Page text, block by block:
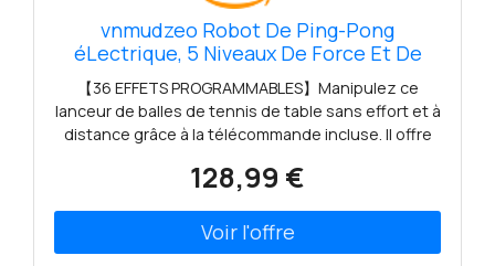
vnmudzeo Robot De Ping-Pong
éLectrique, 5 Niveaux De Force Et De
Distance RéGlables, Capacité De 90
Balles, pour Garage Ou sous-Sol Main
【36 EFFETS PROGRAMMABLES】Manipulez ce
lanceur de balles de tennis de table sans effort et à
distance grâce à la télécommande incluse. Il offre
frappe (droite, latérale), de l'oscillation, de la
permettant d'adapter vos séances d'entraînement
à vos besoins précis de progression. Maîtrisez
128,99 €